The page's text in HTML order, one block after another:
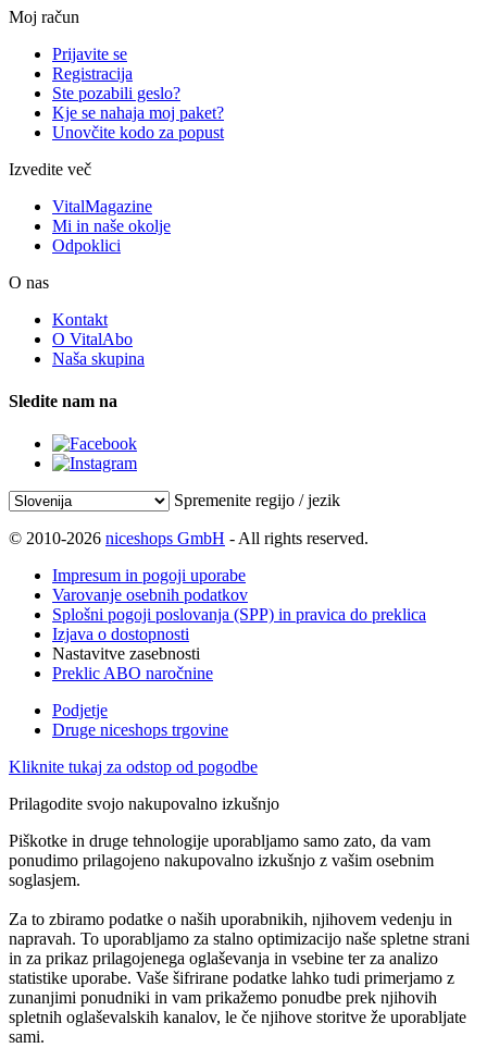
Moj račun
Prijavite se
Registracija
Ste pozabili geslo?
Kje se nahaja moj paket?
Unovčite kodo za popust
Izvedite več
VitalMagazine
Mi in naše okolje
Odpoklici
O nas
Kontakt
O VitalAbo
Naša skupina
Sledite nam na
Spremenite regijo / jezik
© 2010-2026 niceshops GmbH - All rights reserved.
Impresum in pogoji uporabe
Varovanje osebnih podatkov
Splošni pogoji poslovanja (SPP) in pravica do preklica
Izjava o dostopnosti
Nastavitve zasebnosti
Preklic ABO naročnine
Podjetje
Druge niceshops trgovine
Kliknite tukaj za odstop od pogodbe
Prilagodite svojo nakupovalno izkušnjo
Piškotke in druge tehnologije uporabljamo samo zato, da vam
ponudimo prilagojeno nakupovalno izkušnjo z vašim osebnim
soglasjem.
Za to zbiramo podatke o naših uporabnikih, njihovem vedenju in
napravah. To uporabljamo za stalno optimizacijo naše spletne strani
in za prikaz prilagojenega oglaševanja in vsebine ter za analizo
statistike uporabe. Vaše šifrirane podatke lahko tudi primerjamo z
zunanjimi ponudniki in vam prikažemo ponudbe prek njihovih
spletnih oglaševalskih kanalov, le če njihove storitve že uporabljate
sami.